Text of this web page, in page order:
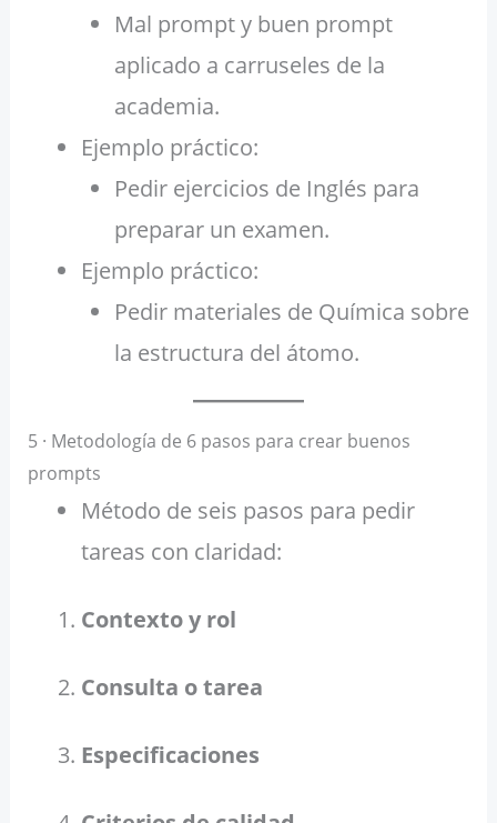
Mal prompt y buen prompt
aplicado a carruseles de la
academia.
Ejemplo práctico:
Pedir ejercicios de Inglés para
preparar un examen.
Ejemplo práctico:
Pedir materiales de Química sobre
la estructura del átomo.
5 · Metodología de 6 pasos para crear buenos
prompts
Método de seis pasos para pedir
tareas con claridad:
Contexto y rol
Consulta o tarea
Especificaciones